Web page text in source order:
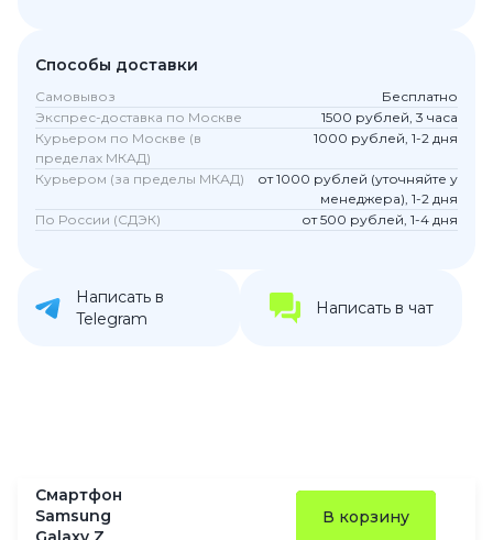
Способы доставки
Самовывоз
Бесплатно
Экспрес-доставка по Москве
1500 рублей, 3 часа
Курьером по Москве (в
пределах МКАД)
1000 рублей, 1-2 дня
Курьером (за пределы МКАД)
от 1000 рублей (уточняйте у
менеджера), 1-2 дня
По России (СДЭК)
от 500 рублей, 1-4 дня
Написать в
Telegram
Написать в чат
Смартфон
Samsung
В корзину